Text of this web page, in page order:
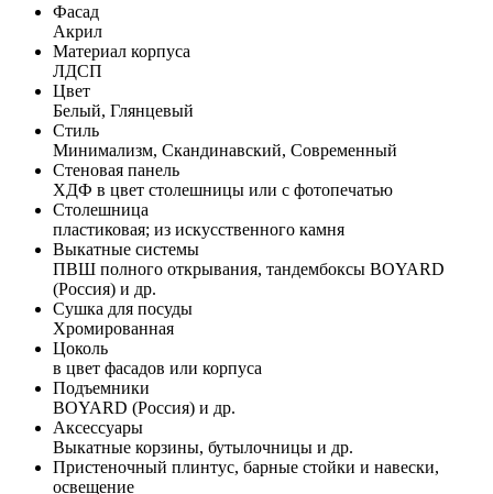
Фасад
Акрил
Материал корпуса
ЛДСП
Цвет
Белый, Глянцевый
Стиль
Минимализм, Скандинавский, Современный
Стеновая панель
ХДФ в цвет столешницы или с фотопечатью
Столешница
пластиковая; из искусственного камня
Выкатные системы
ПВШ полного открывания, тандембоксы BOYARD
(Россия) и др.
Сушка для посуды
Хромированная
Цоколь
в цвет фасадов или корпуса
Подъемники
BOYARD (Россия) и др.
Аксессуары
Выкатные корзины, бутылочницы и др.
Пристеночный плинтус, барные стойки и навески,
освещение